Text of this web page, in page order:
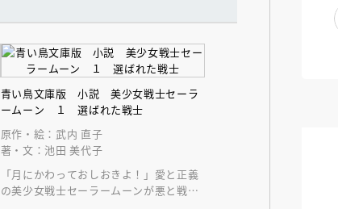
青い鳥文庫版 小説 美少女戦士セーラ
ームーン １ 選ばれた戦士
原作・絵：武内 直子
著・文：池田 美代子
「月にかわっておしおきよ！」愛と正義
の美少女戦士セーラームーンが悪と戦